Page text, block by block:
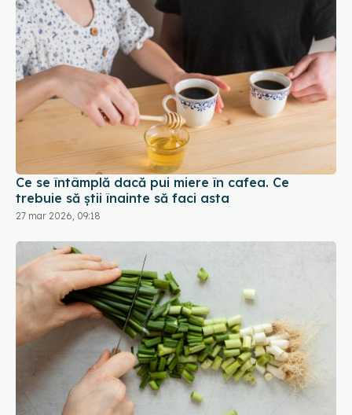
Ce se întâmplă dacă pui miere în cafea. Ce
trebuie să știi înainte să faci asta
27 mar 2026, 09:18